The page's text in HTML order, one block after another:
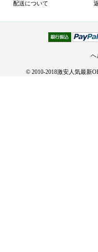
配送について
ヘ
© 2010-2018激安人気最新